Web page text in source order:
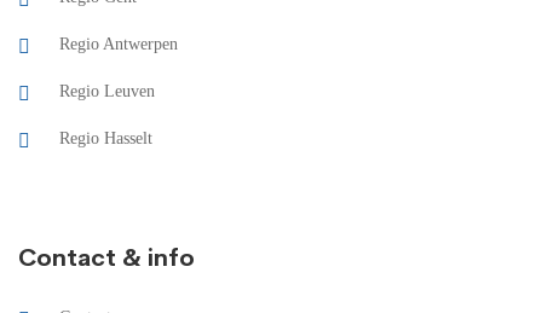
Regio Antwerpen
Regio Leuven
Regio Hasselt
Contact & info